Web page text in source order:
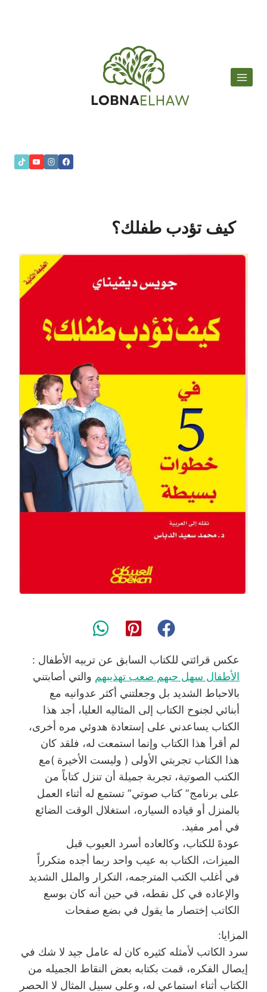
كيف تؤدب طفلك؟
عكس قرائتي للكتاب السابق عن تربيه الأطفال :
الأطفال سهل حبهم صعب تهذيبهم والتي أصابتني
بالاحباط الشديد بل وجعلتني أكثر عدوانيه مع
أبنائي لجنوح الكتاب إلى المثاليه العليا، أجد هذا
الكتاب يساعدني على إستعادة هدوئي مره أخرى،
لم أقرأ هذا الكتاب وإنما استمعت له، فلقد كان
هذا الكتاب تجربتي الأولى ( وليست الأخيرة )مع
الكتب الصوتية، تجربة جميلة أن تنزل كتاباً من
على برنامج” كتاب صوتي” تستمع له أثناء العمل
بالمنزل أو قياده السياره، استغلال الوقت الضائع
في أمر مفيد.
عودهً للكتاب، وكالعاده أسرد العيوب قبل
الميزات، الكتاب به عيب واحد ربما أجده متكرراً
في أغلب الكتب المترجمه، التكرار والملل الشديد
والإعاده في كل نقطه، في حين أنه كان بوسع
الكاتب إختصار ما يقول في بضع صفحات
المزايا:
سرد الكاتب لأمثله كثيره كان له عامل جيد لا شك في
إيصال الفكره، قمت بكتابه بعض النقاط الجميله من
الكتاب أثناء استماعي له، وعلى سبيل المثال لا الحصر